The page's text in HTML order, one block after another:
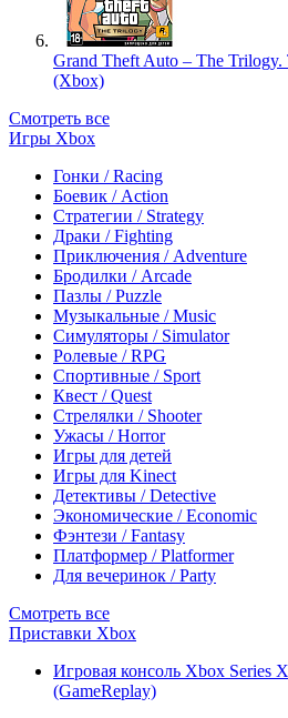
Grand Theft Auto – The
(Xbox)
Смотреть все
Игры Xbox
Гонки / Racing
Боевик / Action
Стратегии / Strategy
Драки / Fighting
Приключения / Adventure
Бродилки / Arcade
Пазлы / Puzzle
Музыкальные / Music
Симуляторы / Simulator
Ролевые / RPG
Спортивные / Sport
Квест / Quest
Стрелялки / Shooter
Ужасы / Horror
Игры для детей
Игры для Kinect
Детективы / Detective
Экономические / Economic
Фэнтези / Fantasy
Платформер / Platformer
Для вечеринок / Party
Смотреть все
Приставки Xbox
Игровая консоль Xbox Series
(GameReplay)